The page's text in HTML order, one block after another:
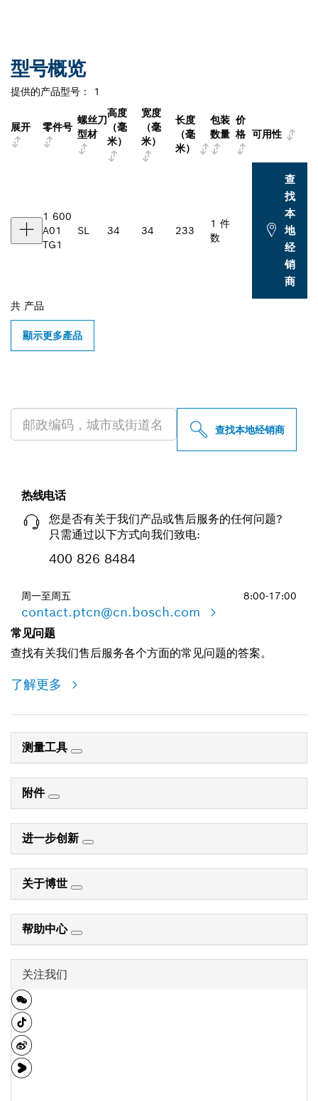
型号概览
提供的产品型号： 1
展开 零件号
螺丝刀
型材
高度
（毫
米）
宽度
（毫
米）
长度
（毫
米）
包装
数量
价
格 可用性
1 600
A01
TG1
SL 34 34 233
1 件
数
查
找
本
地
经
销
商
共 产品
顯示更多產品
查找本地经销商
热线电话
您是否有关于我们产品或售后服务的任何问题?
只需通过以下方式向我们致电:
400 826 8484
周一至周五 8:00-17:00
contact.ptcn@cn.bosch.com
常见问题
查找有关我们售后服务各个方面的常见问题的答案。
了解更多
测量工具
附件
进一步创新
关于博世
帮助中心
关注我们